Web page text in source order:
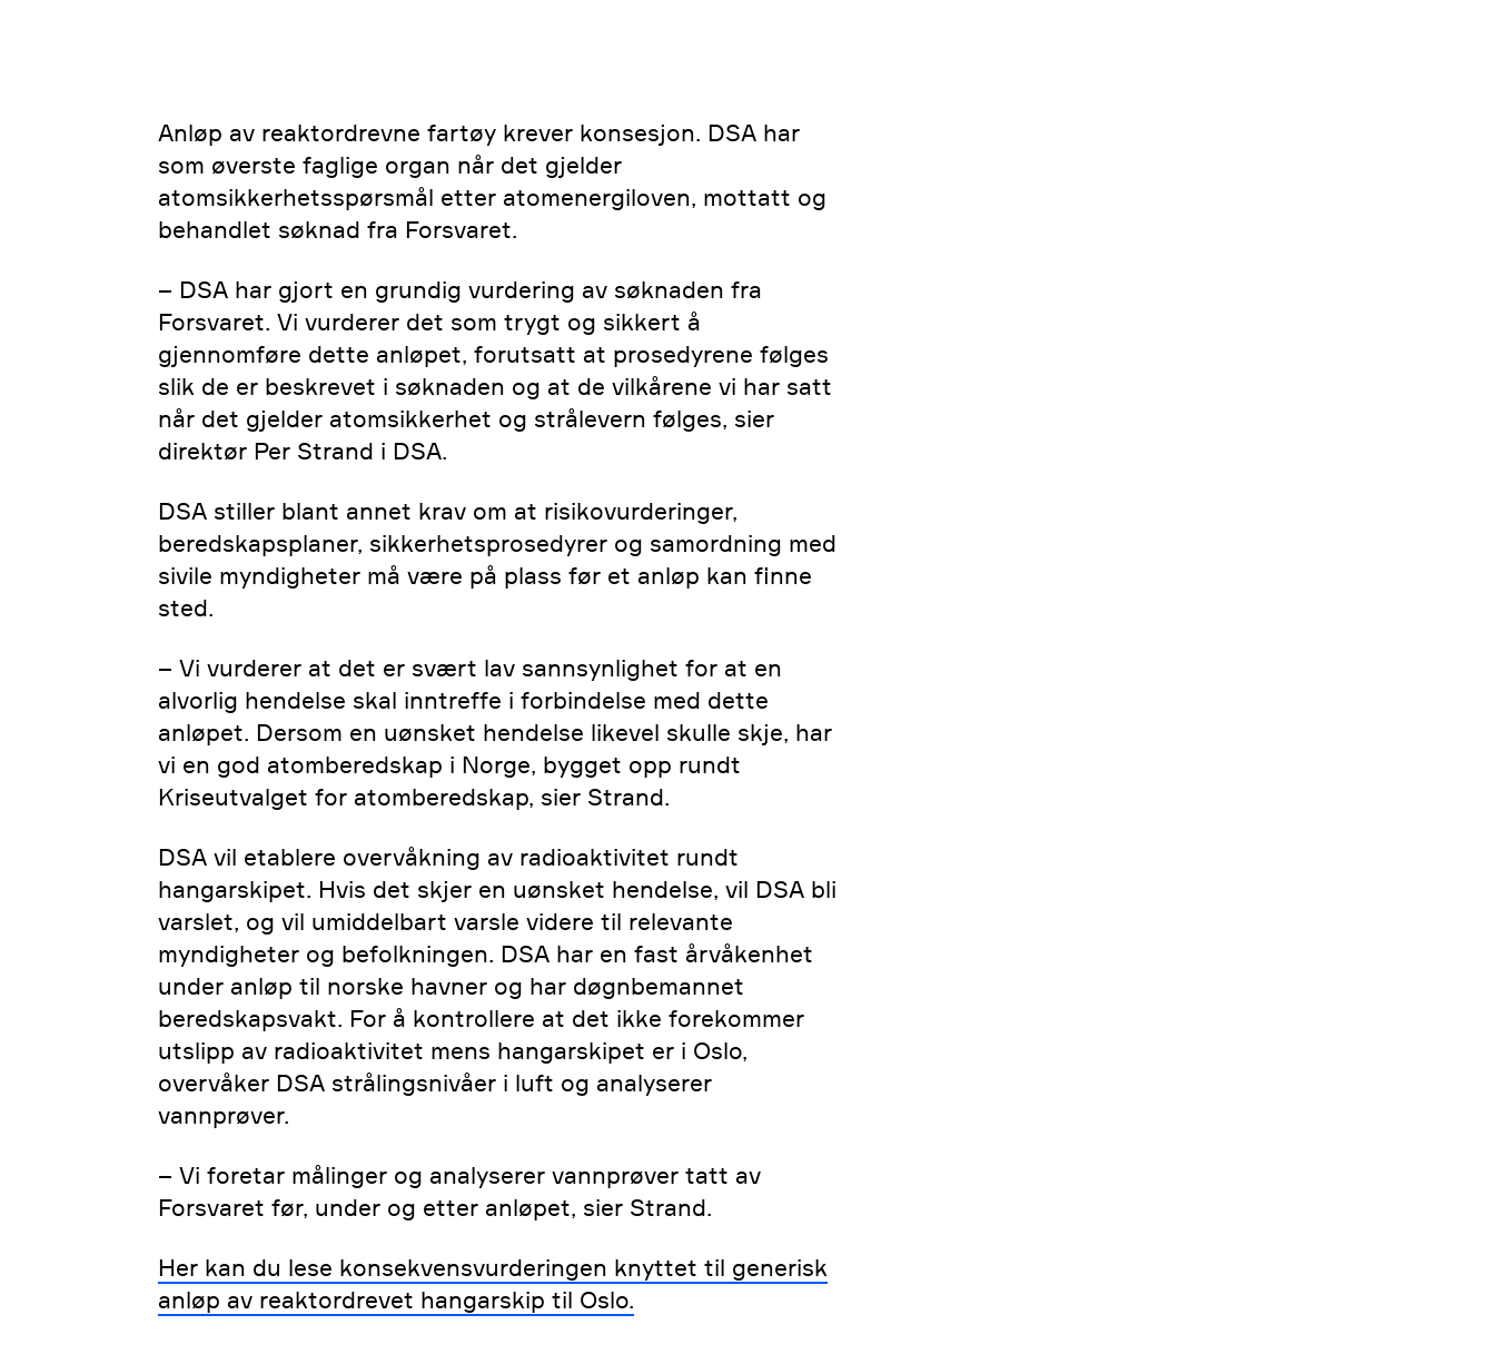
Anløp av reaktordrevne fartøy krever konsesjon. DSA har
som øverste faglige organ når det gjelder
atomsikkerhetsspørsmål etter atomenergiloven, mottatt og
behandlet søknad fra Forsvaret.
– DSA har gjort en grundig vurdering av søknaden fra
Forsvaret. Vi vurderer det som trygt og sikkert å
gjennomføre dette anløpet, forutsatt at prosedyrene følges
slik de er beskrevet i søknaden og at de vilkårene vi har satt
når det gjelder atomsikkerhet og strålevern følges, sier
direktør Per Strand i DSA.
DSA stiller blant annet krav om at risikovurderinger,
beredskapsplaner, sikkerhetsprosedyrer og samordning med
sivile myndigheter må være på plass før et anløp kan finne
sted.
– Vi vurderer at det er svært lav sannsynlighet for at en
alvorlig hendelse skal inntreffe i forbindelse med dette
anløpet. Dersom en uønsket hendelse likevel skulle skje, har
vi en god atomberedskap i Norge, bygget opp rundt
Kriseutvalget for atomberedskap, sier Strand.
DSA vil etablere overvåkning av radioaktivitet rundt
hangarskipet. Hvis det skjer en uønsket hendelse, vil DSA bli
varslet, og vil umiddelbart varsle videre til relevante
myndigheter og befolkningen. DSA har en fast årvåkenhet
under anløp til norske havner og har døgnbemannet
beredskapsvakt. For å kontrollere at det ikke forekommer
utslipp av radioaktivitet mens hangarskipet er i Oslo,
overvåker DSA strålingsnivåer i luft og analyserer
vannprøver.
– Vi foretar målinger og analyserer vannprøver tatt av
Forsvaret før, under og etter anløpet, sier Strand.
Her kan du lese konsekvensvurderingen knyttet til generisk
anløp av reaktordrevet hangarskip til Oslo.